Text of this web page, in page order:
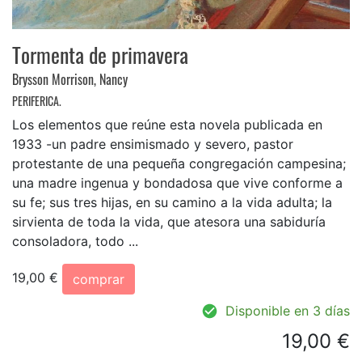
Tormenta de primavera
Brysson Morrison, Nancy
PERIFERICA.
Los elementos que reúne esta novela publicada en
1933 -un padre ensimismado y severo, pastor
protestante de una pequeña congregación campesina;
una madre ingenua y bondadosa que vive conforme a
su fe; sus tres hijas, en su camino a la vida adulta; la
sirvienta de toda la vida, que atesora una sabiduría
consoladora, todo ...
19,00 €
comprar
Disponible en 3 días
19,00 €